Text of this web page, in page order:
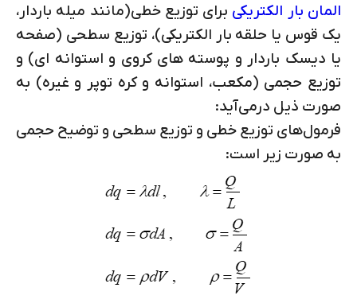
المان بار الکتریکی برای توزیع خطی(مانند میله باردار،
یک قوس یا حلقه بار الکتریکی)، توزیع سطحی (صفحه
یا دیسک باردار و پوسته های کروی و استوانه ای) و
توزیع حجمی (مکعب، استوانه و کره توپر و غیره) به
صورت ذیل درمی‌آید:
فرمول‌های توزیع خطی و توزیع سطحی و توضیح حجمی
به صورت زیر است: